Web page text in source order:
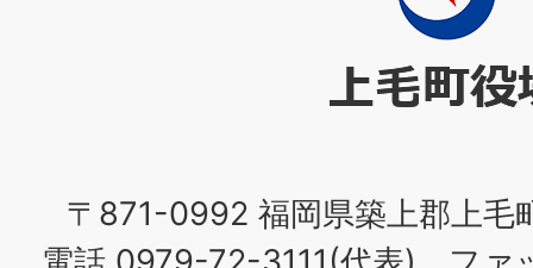
〒871-0992 福岡県築上郡上毛